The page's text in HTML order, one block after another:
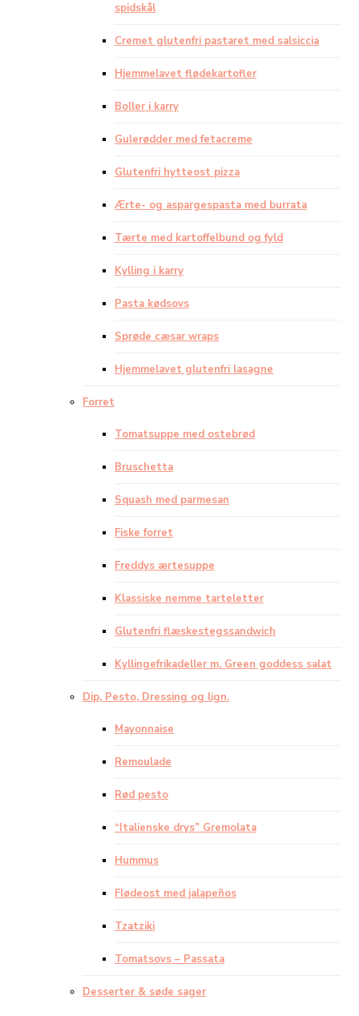
spidskål
Cremet glutenfri pastaret med salsiccia
Hjemmelavet flødekartofler
Boller i karry
Gulerødder med fetacreme
Glutenfri hytteost pizza
Ærte- og aspargespasta med burrata
Tærte med kartoffelbund og fyld
Kylling i karry
Pasta kødsovs
Sprøde cæsar wraps
Hjemmelavet glutenfri lasagne
Forret
Tomatsuppe med ostebrød
Bruschetta
Squash med parmesan
Fiske forret
Freddys ærtesuppe
Klassiske nemme tarteletter
Glutenfri flæskestegssandwich
Kyllingefrikadeller m. Green goddess salat
Dip, Pesto, Dressing og lign.
Mayonnaise
Remoulade
Rød pesto
“Italienske drys” Gremolata
Hummus
Flødeost med jalapeños
Tzatziki
Tomatsovs – Passata
Desserter & søde sager